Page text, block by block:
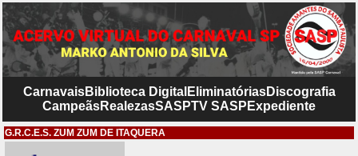
CarnavaisBiblioteca Digital EliminatóriasDiscografia
CampeãsRealezasSASPTV SASP Expediente
G.R.C.E.S. ZUM ZUM DE ITAQUERA